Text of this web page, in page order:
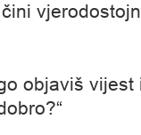
objaviš